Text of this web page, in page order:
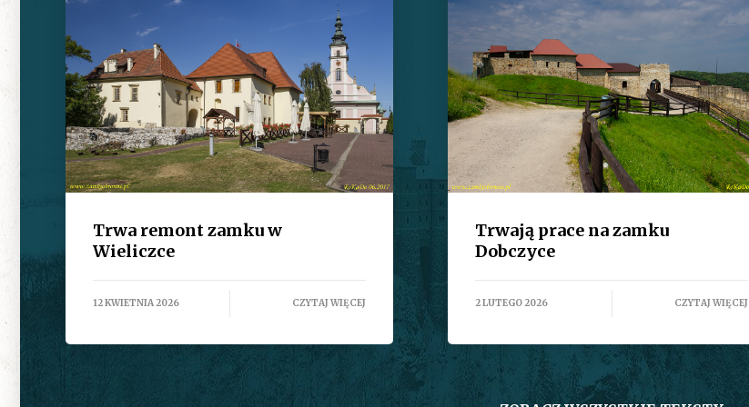
Trwa remont zamku w
Wieliczce
12 KWIETNIA 2026 CZYTAJ WIĘCEJ
Trwają prace na zamku
Dobczyce
2 LUTEGO 2026 CZYTAJ WIĘCEJ